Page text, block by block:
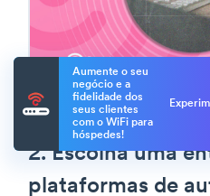
2. Escolha uma
plataformas de
Aumente o seu
negócio e a
fidelidade dos
seus clientes
com o WiFi para
hóspedes!